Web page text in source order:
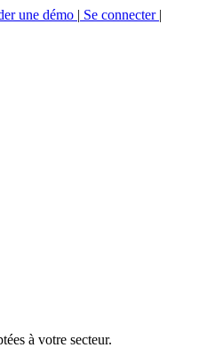
une démo | Se connecter |
à votre secteur.